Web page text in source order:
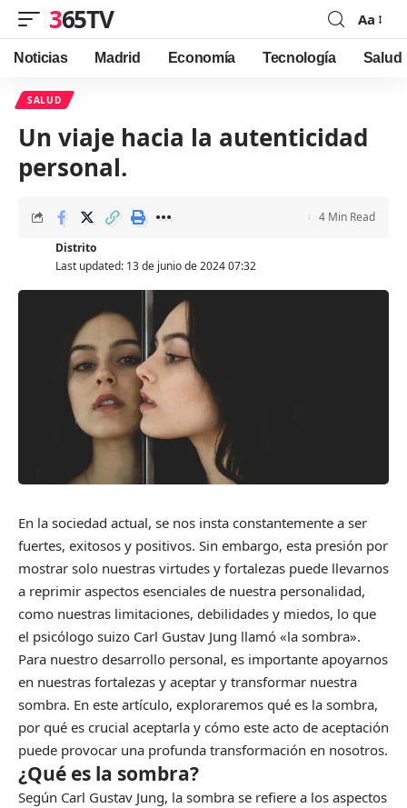
365TV
Font
Resizer
Aa
Noticias Madrid Economía Tecnología Salud
SALUD
Un viaje hacia la autenticidad
personal.
Last updated: 13 de junio de 2024 07:32
Distrito
4 Min Read
En la sociedad actual, se nos insta constantemente a ser
fuertes, exitosos y positivos. Sin embargo, esta presión por
mostrar solo nuestras virtudes y fortalezas puede llevarnos
a reprimir aspectos esenciales de nuestra personalidad,
como nuestras limitaciones, debilidades y miedos, lo que
el psicólogo suizo Carl Gustav Jung llamó «la sombra».
Para nuestro desarrollo personal, es importante apoyarnos
en nuestras fortalezas y aceptar y transformar nuestra
sombra. En este artículo, exploraremos qué es la sombra,
por qué es crucial aceptarla y cómo este acto de aceptación
puede provocar una profunda transformación en nosotros.
¿Qué es la sombra?
Según Carl Gustav Jung, la sombra se refiere a los aspectos